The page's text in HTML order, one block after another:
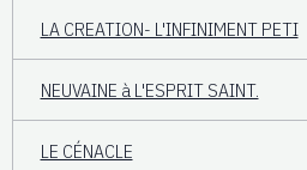
LA CREATION- L'INFINIMENT PETI
NEUVAINE à L'ESPRIT SAINT.
LE CÉNACLE